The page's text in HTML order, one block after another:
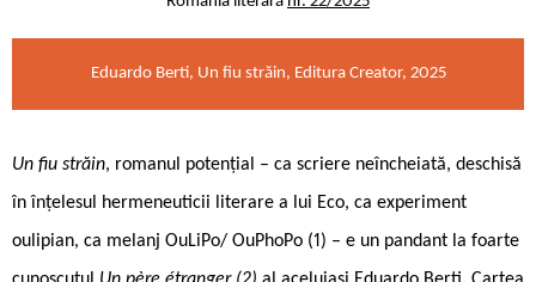
Eduardo Berti, Un fiu străin, Editura Creator, 2025
Un fiu străin, romanul potențial – ca scriere neîncheiată, deschisă
în înțelesul hermeneuticii literare a lui Eco, ca experiment
oulipian, ca melanj OuLiPo/ OuPhoPo (1) – e un pandant la foarte